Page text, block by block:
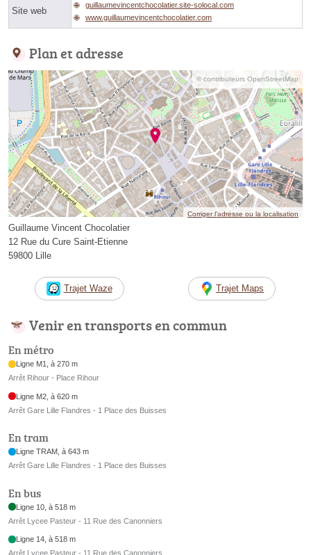
Site web
guillaumevincentchocolatier.site-solocal.com
www.guillaumevincentchocolatier.com
Plan et adresse
© contributeurs OpenStreetMap
Corriger l’adresse ou la localisation
Guillaume Vincent Chocolatier
12 Rue du Cure Saint-Etienne
59800 Lille
Trajet Waze Trajet Maps
Venir en transports en commun
En métro
Ligne M1, à 270 m
Arrêt Rihour - Place Rihour
Ligne M2, à 620 m
Arrêt Gare Lille Flandres - 1 Place des Buisses
En tram
Ligne TRAM, à 643 m
Arrêt Gare Lille Flandres - 1 Place des Buisses
En bus
Ligne 10, à 518 m
Arrêt Lycee Pasteur - 11 Rue des Canonniers
Ligne 14, à 518 m
Arrêt Lycee Pasteur - 11 Rue des Canonniers